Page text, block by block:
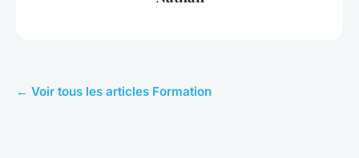
← Voir tous les articles Formation